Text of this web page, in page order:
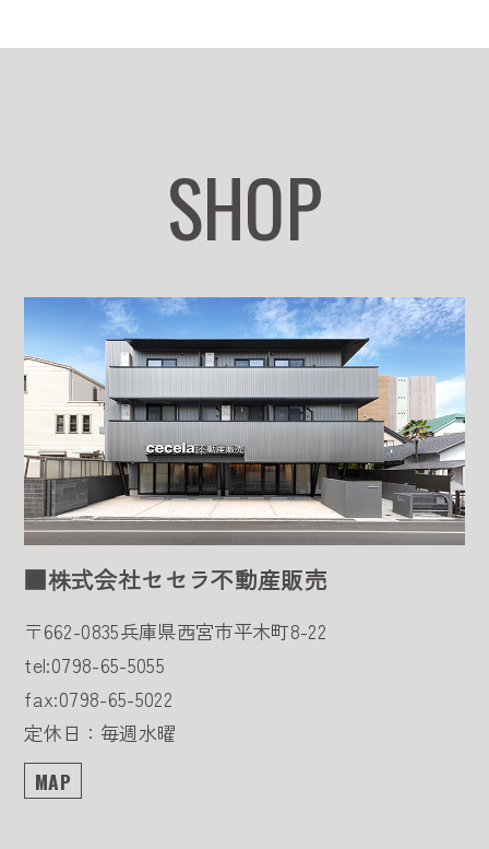
SHOP
■株式会社セセラ不動産販売
〒662-0835兵庫県西宮市平木町8-22
tel:0798-65-5055
fax:0798-65-5022
定休日：毎週水曜
MAP